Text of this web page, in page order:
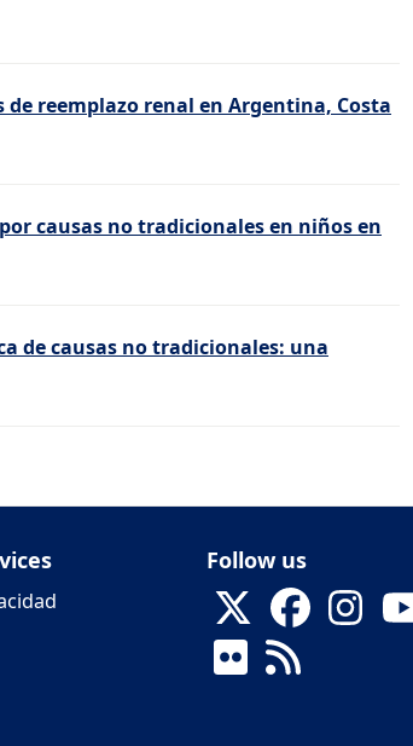
reemplazo renal en Argentina, Costa
causas no tradicionales en niños en
de causas no tradicionales: una
Follow us